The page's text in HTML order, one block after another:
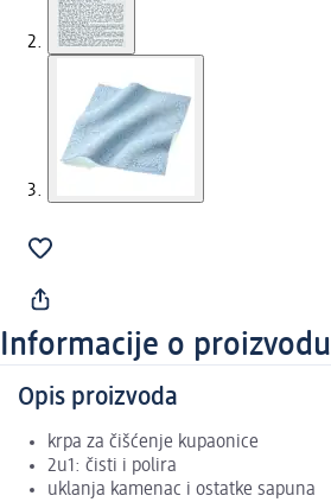
Informacije o proizvodu
Opis proizvoda
krpa za čišćenje kupaonice
2u1: čisti i polira
uklanja kamenac i ostatke sapuna